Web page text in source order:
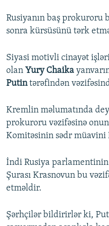
XƏBƏR BÜLLETENLƏRIMIZ
Rusiyanın baş prokuroru
sonra kürsüsünü tərk
Siyasi motivli cinayət
olan Yury Chaika
Putintərəfindən
Kremlin məlumatında
prokuroru vəzifəsinə
Komitəsinin sədr müavini
İndi Rusiya parlamentinin
Şurası Krasnovun bu
etməldir.
Şərhçilər bildirirlər ki,